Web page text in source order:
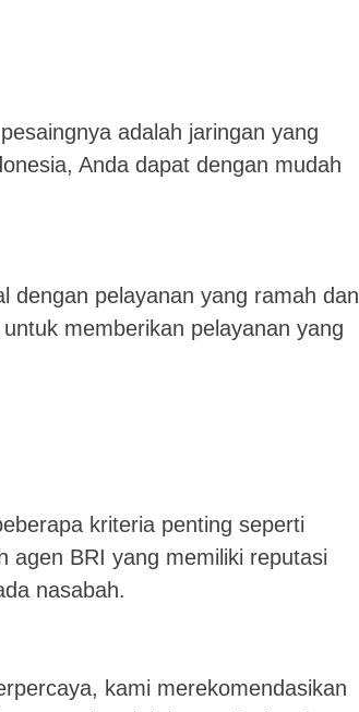
adalah jaringan yang
Anda dapat dengan mudah
dengan pelayanan yang ramah dan
memberikan pelayanan yang
kriteria penting seperti
agen BRI yang memiliki reputasi
nasabah.
kami merekomendasikan